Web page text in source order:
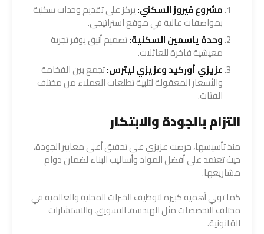
مشروع فيروز السكني:يركز على تقديم وحدات سكنية
بمواصفات عالية في موقع استراتيجي.
وحدة ياسمين السكنية:تصميم أنيق يوفر تجربة
معيشية فاخرة للعائلات.
عزيزي أوركيد وعزيزي ليترس:تجمع بين الفخامة
والأسعار المعقولة لتلبية تطلعات العملاء من مختلف
الفئات.
التزام بالجودة والابتكار
منذ تأسيسها، حرصت عزيزي على تحقيق أعلى معايير الجودة،
حيث تعتمد على أفضل المواد وأساليب البناء لضمان دوام
مشاريعها.
كما تولي أهمية كبيرة لتوظيف الخبرات المحلية والعالمية في
مختلف التخصصات مثل الهندسة، التسويق، والاستشارات
القانونية.